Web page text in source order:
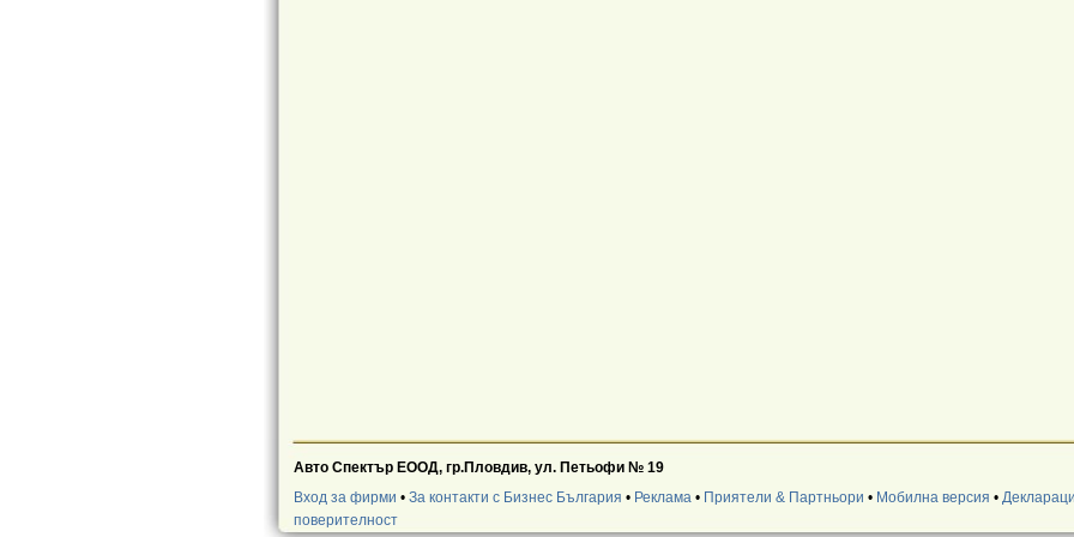
Авто Спектър ЕООД, гр.Пловдив, ул. Петьофи № 19
Вход за фирми • За контакти с Бизнес България • Реклама• Приятели & Партньори • Мобилна версия •
поверителност